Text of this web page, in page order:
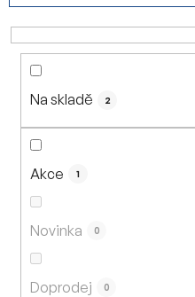
z
e
n
Na skladě 2
Akce 1
Novinka 0
Doprodej 0